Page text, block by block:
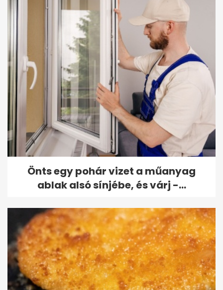
Önts egy pohár vizet a műanyag
ablak alsó sínjébe, és várj -...